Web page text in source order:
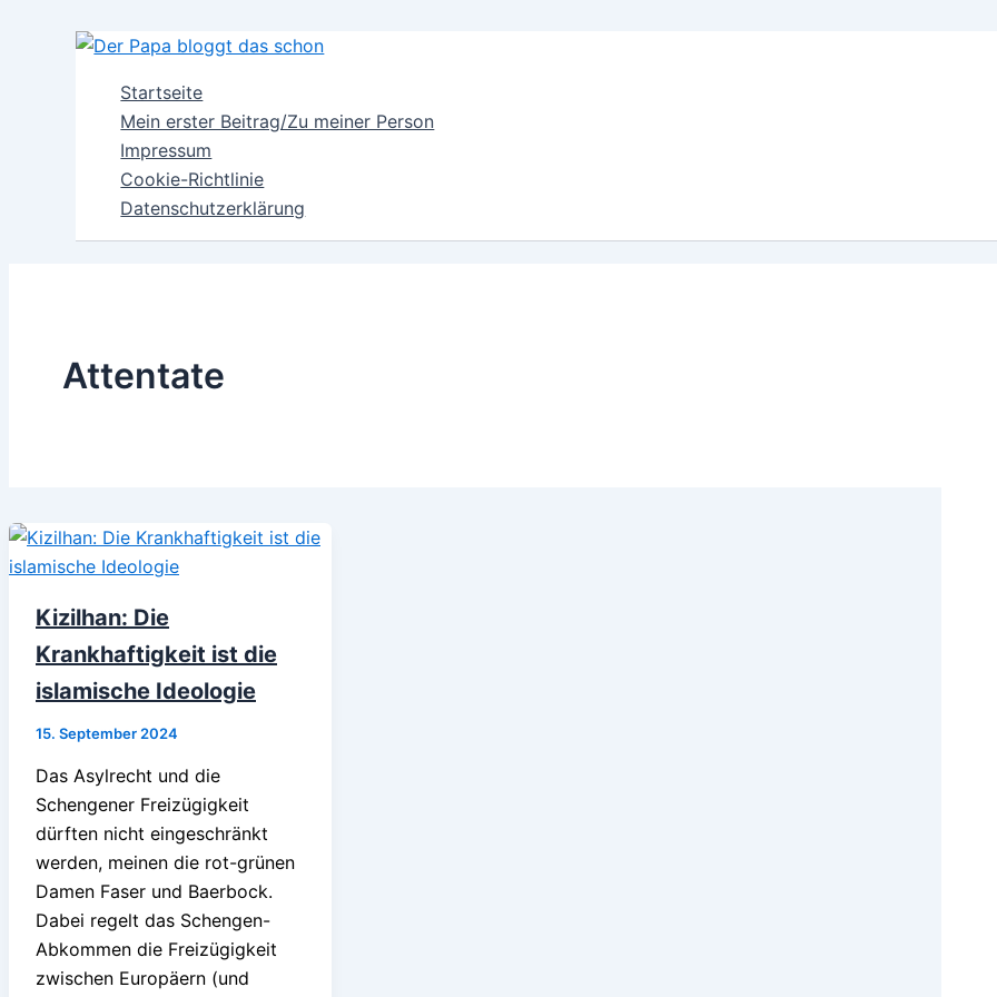
Startseite
Mein erster Beitrag/Zu meiner Person
Impressum
Cookie-Richtlinie
Datenschutzerklärung
Attentate
Kizilhan: Die
Krankhaftigkeit ist die
islamische Ideologie
15. September 2024
Das Asylrecht und die
Schengener Freizügigkeit
dürften nicht eingeschränkt
werden, meinen die rot-grünen
Damen Faser und Baerbock.
Dabei regelt das Schengen-
Abkommen die Freizügigkeit
zwischen Europäern (und